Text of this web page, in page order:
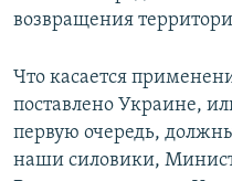
возвращения
Что касается
поставлено Украине,
первую очередь,
наши силовики,